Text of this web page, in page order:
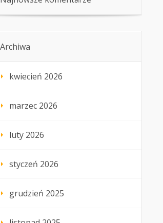
Archiwa
kwiecień 2026
marzec 2026
luty 2026
styczeń 2026
grudzień 2025